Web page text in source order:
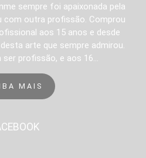
sempre foi apaixonada pela
com outra profissão. Comprou
aos 15 anos e desde
arte que sempre admirou.
profissão, e aos 16...
MAIS